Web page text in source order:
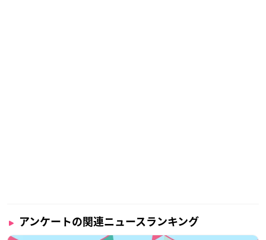
アンケートの関連ニュースランキング